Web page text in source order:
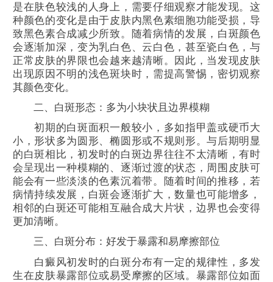
是在肤色较浅的人身上，需要仔细观察才能发现。这
种颜色的变化是由于皮肤内黑色素细胞功能受损，导
致黑色素合成减少所致。随着病情的发展，白斑颜色
会逐渐加深，变为乳白色、云白色，甚至瓷白色，与
正常皮肤的界限也会越来越清晰。因此，当发现皮肤
出现原因不明的浅色斑块时，需提高警惕，密切观察
其颜色变化。
二、白斑形态：多为小块状且边界模糊
初期的白斑面积一般较小，多如指甲盖或硬币大
小，形状多为圆形、椭圆形或不规则形。与后期明显
的白斑相比，初发时的白斑边界往往不太清晰，有时
会呈现出一种模糊的、逐渐过渡的状态，周围皮肤可
能会有一些淡淡的色素沉着带。随着时间的推移，若
病情持续发展，白斑会逐渐扩大，数量也可能增多，
相邻的白斑还可能相互融合成大片状，边界也会变得
更加清晰。
三、白斑分布：好发于暴露和易摩擦部位
白癜风初发时的白斑分布有一定的规律性，多发
生在皮肤暴露部位或易受摩擦的区域。暴露部位如面